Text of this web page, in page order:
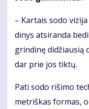
– Kar­tais so­do
di­nys at­si­ran­da
grin­di­nę di­džiau­sią
dar prie jos tik­tų.
Pa­ti so­do ri­ši­mo
met­riš­kas for­mas,